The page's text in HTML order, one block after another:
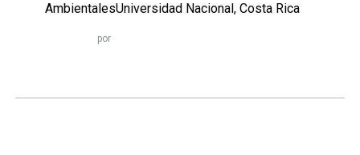
AmbientalesUniversidad Nacional, Costa Rica
por